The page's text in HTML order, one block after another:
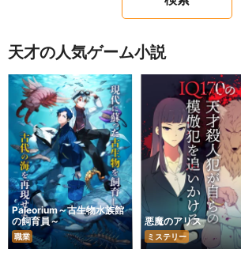
天才の人気ゲーム小説
Paleorium～古生物水族館
の飼育員～
職業
悪魔のアリス
ミステリー